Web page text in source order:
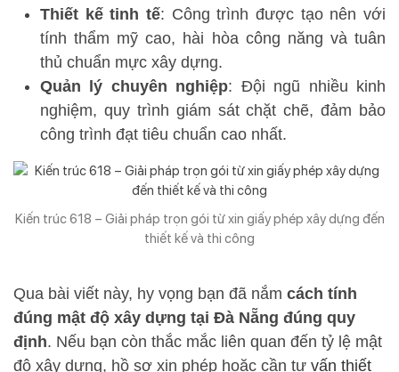
Thiết kế tinh tế: Công trình được tạo nên với
tính thẩm mỹ cao, hài hòa công năng và tuân
thủ chuẩn mực xây dựng.
Quản lý chuyên nghiệp: Đội ngũ nhiều kinh
nghiệm, quy trình giám sát chặt chẽ, đảm bảo
công trình đạt tiêu chuẩn cao nhất.
Kiến trúc 618 – Giải pháp trọn gói từ xin giấy phép xây dựng đến
thiết kế và thi công
Qua bài viết này, hy vọng bạn đã nắm cách tính
đúng mật độ xây dựng tại Đà Nẵng đúng quy
định. Nếu bạn còn thắc mắc liên quan đến tỷ lệ mật
độ xây dựng, hồ sơ xin phép hoặc cần tư vấn thiết